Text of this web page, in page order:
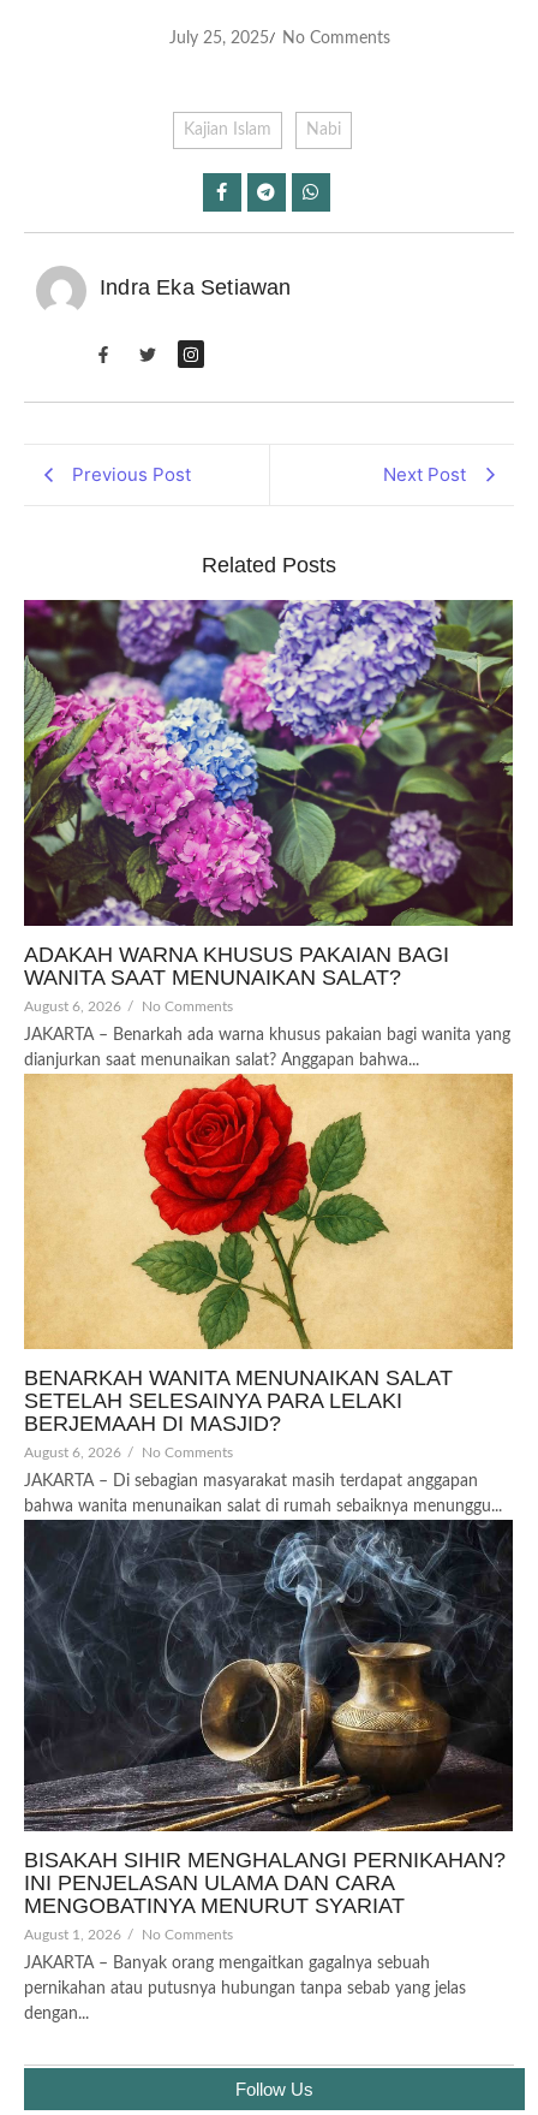
July 25, 2025/ No Comments
Kajian Islam Nabi
Indra Eka Setiawan
Previous Post Next Post
Related Posts
ADAKAH WARNA KHUSUS PAKAIAN BAGI
WANITA SAAT MENUNAIKAN SALAT?
August 6, 2026 / No Comments
JAKARTA – Benarkah ada warna khusus pakaian bagi wanita yang
dianjurkan saat menunaikan salat? Anggapan bahwa...
BENARKAH WANITA MENUNAIKAN SALAT
SETELAH SELESAINYA PARA LELAKI
BERJEMAAH DI MASJID?
August 6, 2026 / No Comments
JAKARTA – Di sebagian masyarakat masih terdapat anggapan
bahwa wanita menunaikan salat di rumah sebaiknya menunggu...
BISAKAH SIHIR MENGHALANGI PERNIKAHAN?
INI PENJELASAN ULAMA DAN CARA
MENGOBATINYA MENURUT SYARIAT
August 1, 2026 / No Comments
JAKARTA – Banyak orang mengaitkan gagalnya sebuah
pernikahan atau putusnya hubungan tanpa sebab yang jelas
dengan...
Follow Us